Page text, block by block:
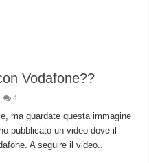
Vodafone??
4
ma guardate questa immagine
pubblicato un video dove il
A seguire il video..